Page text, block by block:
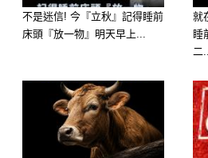
🥇 第一名：屬【巨蟹
城，發生「元神沉溺、
執念感應：巨蟹座的
己的蟹殼與靈魂。在
下，他的念舊傾向會
不是迷信! 今『立秋』記得睡前
床頭『放一物』明天早上...
就
睡
二